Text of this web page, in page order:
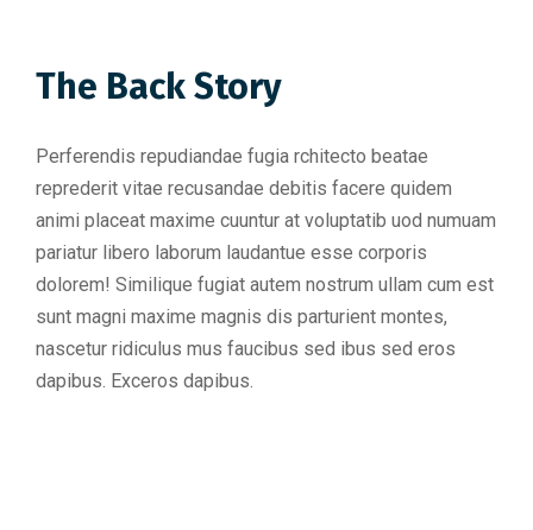
The Back Story
Perferendis repudiandae fugia rchitecto beatae
reprederit vitae recusandae debitis facere quidem
animi placeat maxime cuuntur at voluptatib uod numuam
pariatur libero laborum laudantue esse corporis
dolorem! Similique fugiat autem nostrum ullam cum est
sunt magni maxime magnis dis parturient montes,
nascetur ridiculus mus faucibus sed ibus sed eros
dapibus. Exceros dapibus.